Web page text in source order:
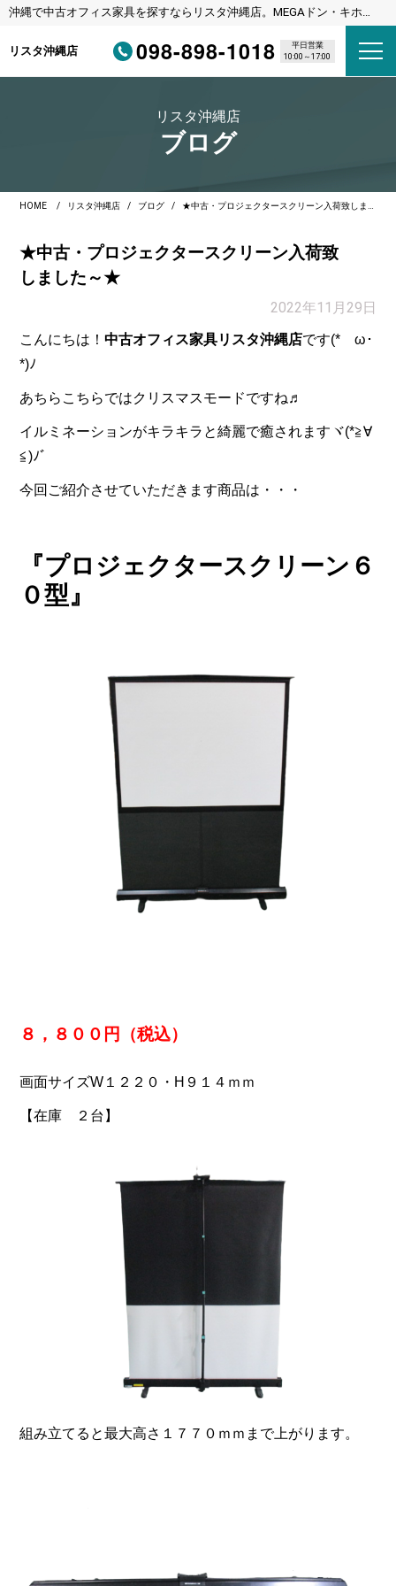
沖縄で中古オフィス家具を探すならリスタ沖縄店。MEGAドン・キホー
リスタ沖縄店
098-898-1018
平日営業
10:00～17:00
リスタ沖縄店
ブログ
HOME リスタ沖縄店 ブログ ★中古・プロジェクタースクリーン入荷致しました～★
★中古・プロジェクタースクリーン入荷致
しました～★
2022年11月29日
こんにちは！中古オフィス家具リスタ沖縄店です(*ゝω･
*)ﾉ
あちらこちらではクリスマスモードですね♬
イルミネーションがキラキラと綺麗で癒されますヾ(*≧∀
≦)ﾉﾞ
今回ご紹介させていただきます商品は・・・
『プロジェクタースクリーン６
０型』
８，８００円（税込）
画面サイズW１２２０・H９１４ｍｍ
【在庫 ２台】
組み立てると最大高さ１７７０ｍｍまで上がります。